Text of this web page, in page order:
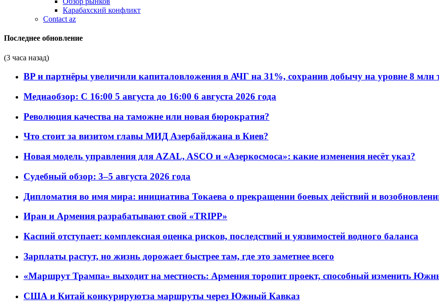
Карабахский конфликт
Contact az
Последнее обновление
(3 часа назад)
BP и партнёры увеличили капиталовложения в АЧГ на 31%, сохранив добычу на уровне 8 млн
Медиаобзор: С 16:00 5 августа до 16:00 6 августа 2026 года
Революция качества на таможне или новая бюрократия?
Что стоит за визитом главы МИД Азербайджана в Киев?
Новая модель управления для AZAL, ASCO и «Азеркосмоса»: какие изменения несёт указ?
Судебный обзор: 3–5 августа 2026 года
Дипломатия во имя мира: инициатива Токаева о прекращении боевых действий и
Иран и Армения разрабатывают свой «TRIPP»
Каспий отступает: комплексная оценка рисков, последствий и уязвимостей водного баланса
Зарплаты растут, но жизнь дорожает быстрее там, где это заметнее всего
«Маршрут Трампа» выходит на местность: Армения торопит проект, способный изменить
США и Китай конкурируютза маршруты через Южный Кавказ